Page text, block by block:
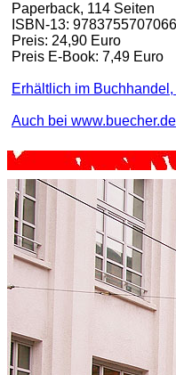
Paperback, 114 Seiten
ISBN-13: 9783755707066
Preis: 24,90 Euro
Preis E-Book: 7,49 Euro
Erhältlich im
Auch bei www.buecher.de